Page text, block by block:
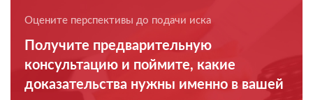
Оцените перспективы до подачи иска
Получите предварительную
консультацию и поймите, какие
доказательства нужны именно в вашей